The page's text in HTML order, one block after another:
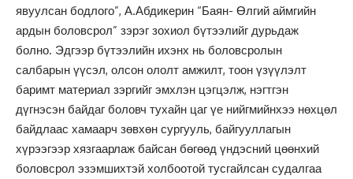
явуулсан бодлого”, А.Абдикерин “Баян- Өлгий аймгийн
ардын боловсрол” зэрэг зохиол бүтээлийг дурьдаж
болно. Эдгээр бүтээлийн ихэнх нь боловсролын
салбарын үүсэл, олсон ололт амжилт, тоон үзүүлэлт
баримт материал зэргийг эмхлэн цэгцэлж, нэгтгэн
дүгнэсэн байдаг боловч тухайн цаг үе нийгмийнхээ нөхцөл
байдлаас хамаарч зөвхөн сургууль, байгууллагын
хүрээгээр хязгаарлаж байсан бөгөөд үндэсний цөөнхий
боловсрол эзэмшихтэй холбоотой тусгайлсан судалгаа